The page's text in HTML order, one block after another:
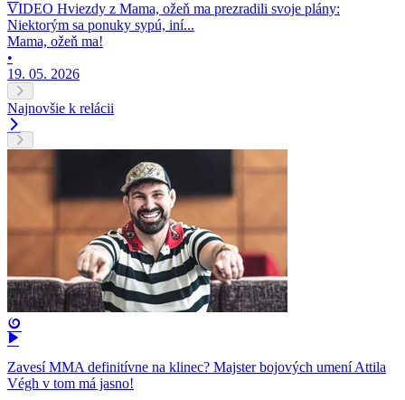
VIDEO Hviezdy z Mama, ožeň ma prezradili svoje plány:
Niektorým sa ponuky sypú, iní...
Mama, ožeň ma!
•
19. 05. 2026
Najnovšie k relácii
Zavesí MMA definitívne na klinec? Majster bojových umení Attila
Végh v tom má jasno!